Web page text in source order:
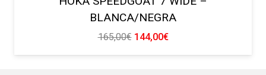
BLANCA/NEGRA
165,00€ El
precio
144,00€El
precio